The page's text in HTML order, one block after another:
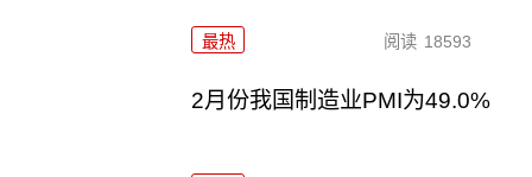
最热 阅读 18593
2月份我国制造业PMI为49.0%